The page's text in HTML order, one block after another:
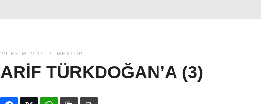
29 EKIM 2015 MEKTUP
ARIF TÜRKDOĞAN’A (3)